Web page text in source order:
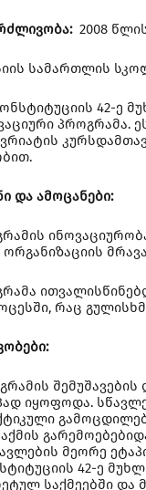
2008
სამართლის
42-ე
პროგრამა.
და ამოცანები:
ორგანიზაციის
რაც
იყოფოდა.
მეორე
42-ე
საქმეებში